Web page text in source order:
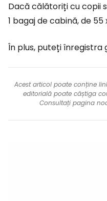
Dacă călătoriți cu copii
1 bagaj de cabină, de 55
În plus, puteți înregistra
Acest articol poate conține
editorială poate câștiga
Consultați pagina